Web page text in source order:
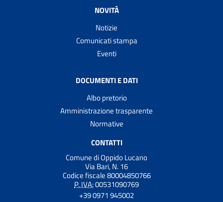
NOVITÀ
Notizie
Comunicati stampa
Eventi
DOCUMENTI E DATI
Albo pretorio
Amministrazione trasparente
Normative
CONTATTI
Comune di Oppido Lucano
Via Bari, N. 16
Codice fiscale 80004850766
P. IVA:00531090769
+39 0971 945002